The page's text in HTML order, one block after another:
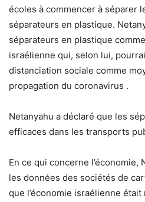
écoles à commencer à séparer
séparateurs en plastique.
séparateurs en plastique
israélienne qui, selon lui,
distanciation sociale comme
propagation du coronavirus .
Netanyahu a déclaré que les
efficaces dans les transports
En ce qui concerne l’économie,
les données des sociétés de
que l’économie israélienne était